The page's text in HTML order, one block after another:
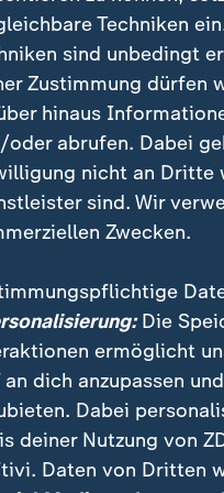
feiern in Cannes
auf dem roten
Film "Vaterland"
die Goldene Palme
Trophäe.
Techniken
sind unbedingt
Zustimmung dürfen
hinaus
oder abrufen. Dabei
nicht an Dritte
sind. Wir
Zwecken.
Die
ermöglicht
an dich anzupassen
Dabei
deiner Nutzung von
Daten von Dritten